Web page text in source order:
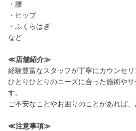
・腰
・ヒップ
・ふくらはぎ
など
≪店舗紹介≫
経験豊富なスタッフが丁寧にカウンセ
ひとりひとりのニーズに合った施術や
す。
ご不安なことやお困りのことがあれば
≪注意事項≫